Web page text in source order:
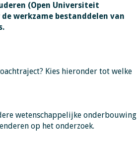
(Open Universiteit
werkzame bestanddelen van
Kies hieronder tot welke
wetenschappelijke onderbouwing
op het onderzoek.